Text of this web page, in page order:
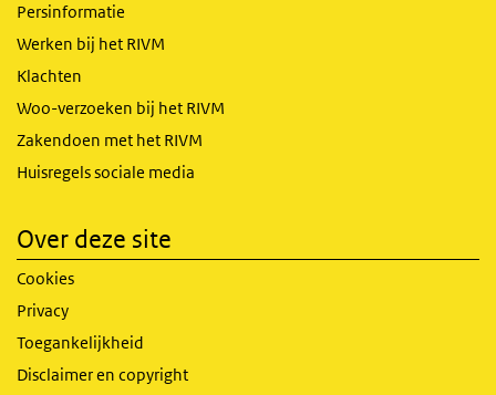
Persinformatie
Werken bij het RIVM
Klachten
Woo-verzoeken bij het RIVM
Zakendoen met het RIVM
Huisregels sociale media
Over deze site
Cookies
Privacy
Toegankelijkheid
Disclaimer en copyright